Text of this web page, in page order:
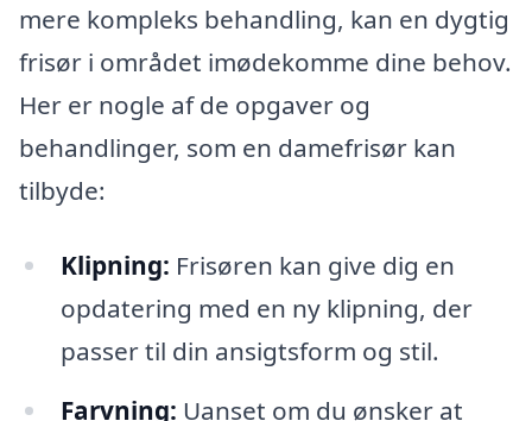
mere kompleks behandling, kan en dygtig
frisør i området imødekomme dine behov.
Her er nogle af de opgaver og
behandlinger, som en damefrisør kan
tilbyde:
Klipning: Frisøren kan give dig en
opdatering med en ny klipning, der
passer til din ansigtsform og stil.
Farvning: Uanset om du ønsker at